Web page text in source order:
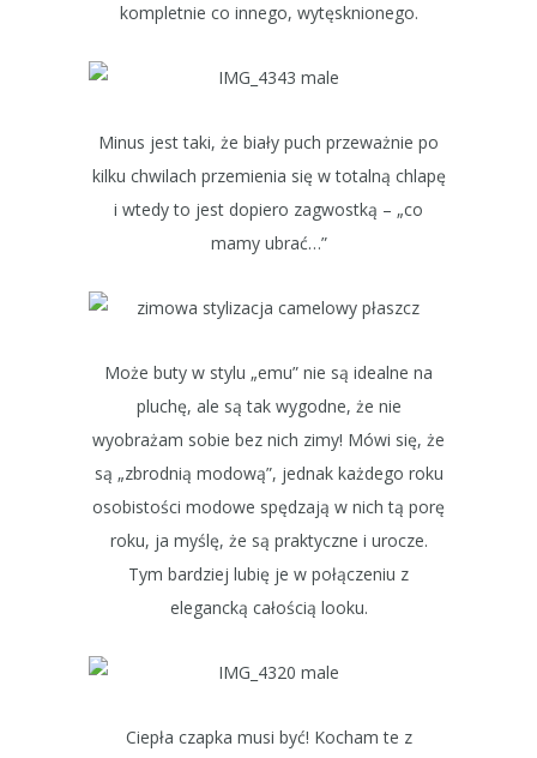
kompletnie co innego, wytęsknionego.
Minus jest taki, że biały puch przeważnie po
kilku chwilach przemienia się w totalną chlapę
i wtedy to jest dopiero zagwostką – „co
mamy ubrać…”
Może buty w stylu „emu” nie są idealne na
pluchę, ale są tak wygodne, że nie
wyobrażam sobie bez nich zimy! Mówi się, że
są „zbrodnią modową”, jednak każdego roku
osobistości modowe spędzają w nich tą porę
roku, ja myślę, że są praktyczne i urocze.
Tym bardziej lubię je w połączeniu z
elegancką całością looku.
Ciepła czapka musi być! Kocham te z